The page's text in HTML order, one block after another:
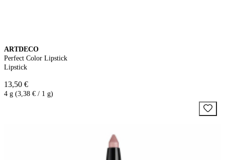
ARTDECO
Perfect Color Lipstick
Lipstick
13,50 €
4 g (3,38 € / 1 g)